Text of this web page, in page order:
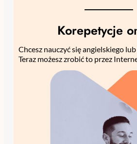
Korepetycje
Chcesz nauczyć się angielskiego
Teraz możesz zrobić to przez